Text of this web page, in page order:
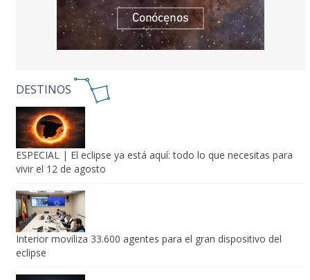
DESTINOS
ESPECIAL | El eclipse ya está aquí: todo lo que necesitas para
vivir el 12 de agosto
Interior moviliza 33.600 agentes para el gran dispositivo del
eclipse